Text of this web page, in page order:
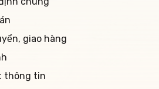
giao hàng
thông tin